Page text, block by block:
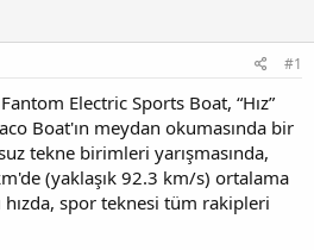
#1
Electric Sports Boat, “Hız”
Boat'ın meydan okumasında bir
tekne birimleri yarışmasında,
(yaklaşık 92.3 km/s) ortalama
hızda, spor teknesi tüm rakipleri